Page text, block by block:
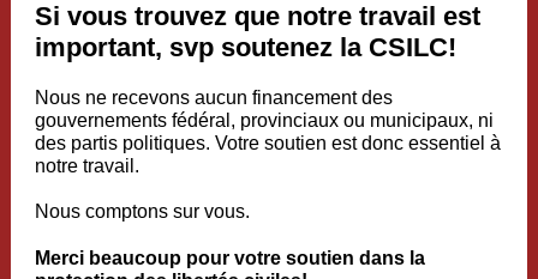
Si vous trouvez que notre travail est
important, svp soutenez la CSILC!
Nous ne recevons aucun financement des
gouvernements fédéral, provinciaux ou municipaux, ni
des partis politiques. Votre soutien est donc essentiel à
notre travail.
Nous comptons sur vous.
Merci beaucoup pour votre soutien dans la